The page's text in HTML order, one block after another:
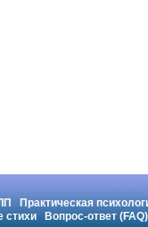
Практическая
стихи
Вопрос-ответ (FAQ)